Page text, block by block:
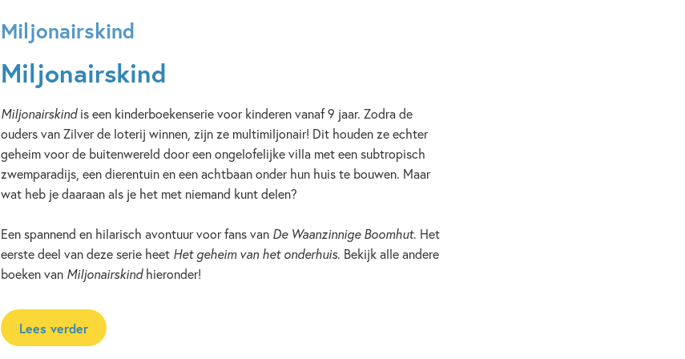
Miljonairskind
Miljonairskind
Miljonairskindis een kinderboekenserie voor kinderen vanaf 9 jaar. Zodra de
ouders van Zilver de loterij winnen, zijn ze multimiljonair! Dit houden ze echter
geheim voor de buitenwereld door een ongelofelijke villa met een subtropisch
zwemparadijs, een dierentuin en een achtbaan onder hun huis te bouwen. Maar
wat heb je daaraan als je het met niemand kunt delen?
Een spannend en hilarisch avontuur voor fans van De Waanzinnige Boomhut. Het
eerste deel van deze serie heet Het geheim van het onderhuis. Bekijk alle andere
boeken van Miljonairskindhieronder!
Lees verder